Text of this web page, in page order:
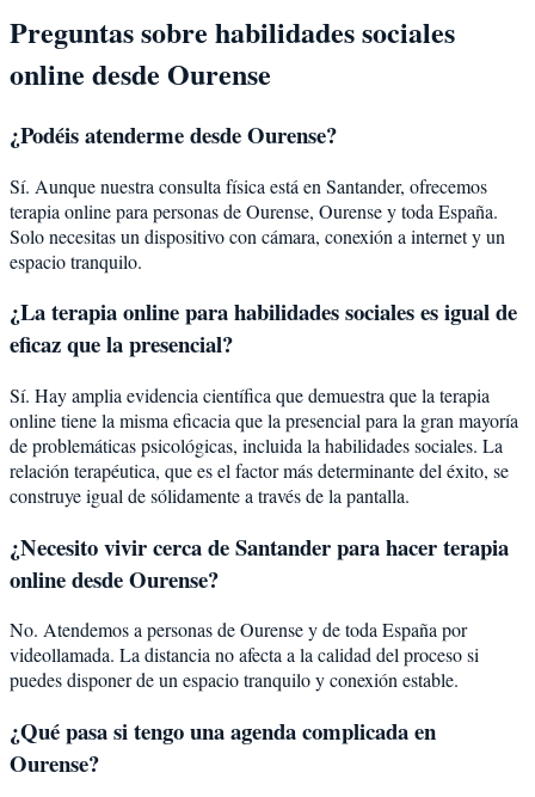
Preguntas sobre habilidades sociales
online desde Ourense
¿Podéis atenderme desdeOurense?
Sí. Aunque nuestra consulta física está en Santander, ofrecemos
terapia online para personas deOurense, Ourensey toda España.
Solo necesitas un dispositivo con cámara, conexión a internet y un
espacio tranquilo.
¿La terapia online parahabilidades socialeses igual de
eficaz que la presencial?
Sí. Hay amplia evidencia científica que demuestra que la terapia
online tiene la misma eficacia que la presencial para la gran mayoría
de problemáticas psicológicas, incluida la habilidades sociales. La
relación terapéutica, que es el factor más determinante del éxito, se
construye igual de sólidamente a través de la pantalla.
¿Necesito vivir cerca de Santander para hacer terapia
online desde Ourense?
No. Atendemos a personas de Ourense y de toda España por
videollamada. La distancia no afecta a la calidad del proceso si
puedes disponer de un espacio tranquilo y conexión estable.
¿Qué pasa si tengo una agenda complicada en
Ourense?